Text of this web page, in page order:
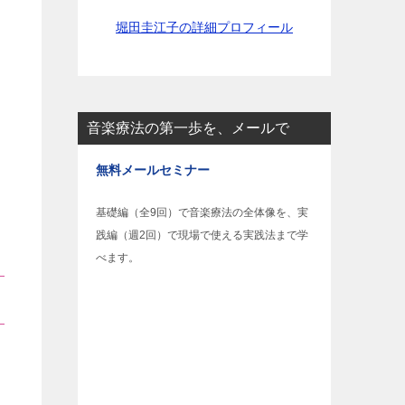
堀田圭江子の詳細プロフィール
音楽療法の第一歩を、メールで
無料メールセミナー
基礎編（全9回）で音楽療法の全体像を、実
践編（週2回）で現場で使える実践法まで学
べます。